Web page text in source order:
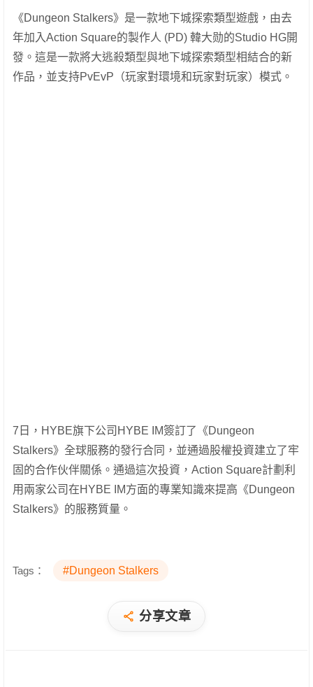
《Dungeon Stalkers》是一款地下城探索類型遊戲，由去
年加入Action Square的製作人 (PD) 韓大勋的Studio HG開
發。這是一款將大逃殺類型與地下城探索類型相結合的新
作品，並支持PvEvP（玩家對環境和玩家對玩家）模式。
7日，HYBE旗下公司HYBE IM簽訂了《Dungeon
Stalkers》全球服務的發行合同，並通過股權投資建立了牢
固的合作伙伴關係。通過這次投資，Action Square計劃利
用兩家公司在HYBE IM方面的專業知識來提高《Dungeon
Stalkers》的服務質量。
Tags： #Dungeon Stalkers
分享文章